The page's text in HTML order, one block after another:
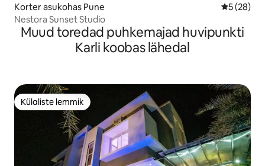
Korter asukohas Pune Keskmine
5 (28)
Nestora Sunset Studio
Muud toredad puhkemajad huvipunkti
Karli koobas lähedal
Külaliste lemmik
Külaliste lemmik